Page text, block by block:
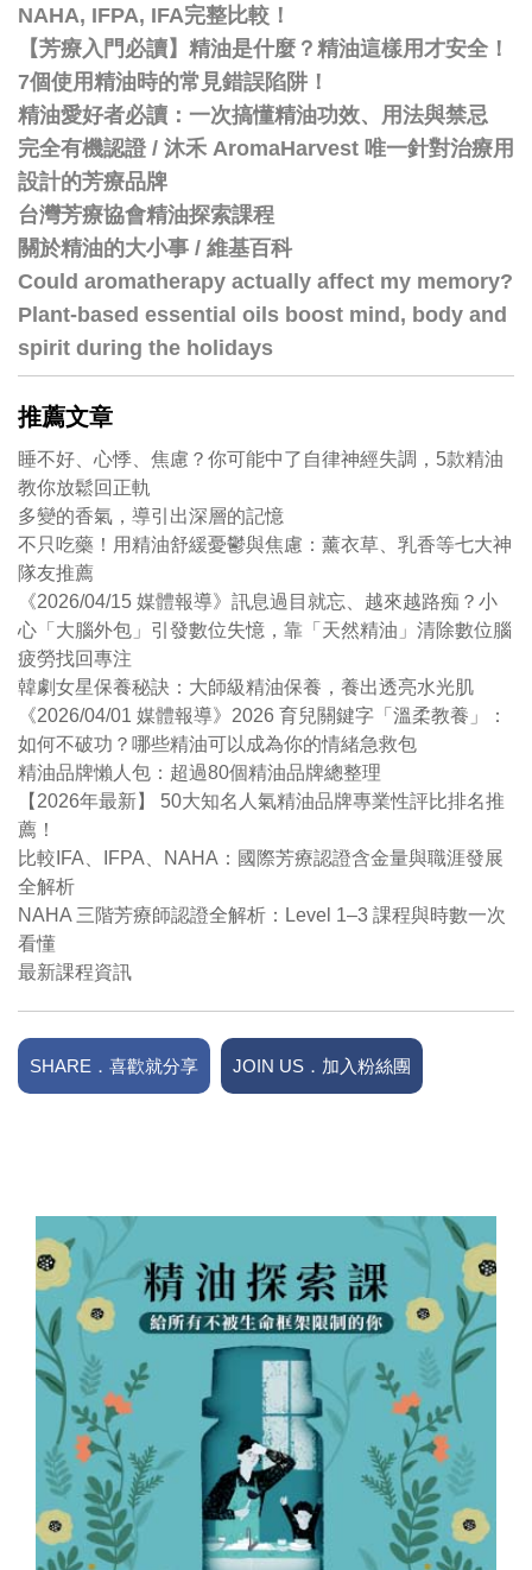
NAHA, IFPA, IFA完整比較！
【芳療入門必讀】精油是什麼？精油這樣用才安全！
7個使用精油時的常見錯誤陷阱！
精油愛好者必讀：一次搞懂精油功效、用法與禁忌
完全有機認證 / 沐禾 AromaHarvest 唯一針對治療用
設計的芳療品牌
台灣芳療協會精油探索課程
關於精油的大小事 / 維基百科
Could aromatherapy actually affect my memory?
Plant-based essential oils boost mind, body and
spirit during the holidays
推薦文章
睡不好、心悸、焦慮？你可能中了自律神經失調，5款精油
教你放鬆回正軌
多變的香氣，導引出深層的記憶
不只吃藥！用精油舒緩憂鬱與焦慮：薰衣草、乳香等七大神
隊友推薦
《2026/04/15 媒體報導》訊息過目就忘、越來越路痴？小
心「大腦外包」引發數位失憶，靠「天然精油」清除數位腦
疲勞找回專注
韓劇女星保養秘訣：大師級精油保養，養出透亮水光肌
《2026/04/01 媒體報導》2026 育兒關鍵字「溫柔教養」：
如何不破功？哪些精油可以成為你的情緒急救包
精油品牌懶人包：超過80個精油品牌總整理
【2026年最新】 50大知名人氣精油品牌專業性評比排名推
薦！
比較IFA、IFPA、NAHA：國際芳療認證含金量與職涯發展
全解析
NAHA 三階芳療師認證全解析：Level 1–3 課程與時數一次
看懂
最新課程資訊
SHARE．喜歡就分享 JOIN US．加入粉絲團